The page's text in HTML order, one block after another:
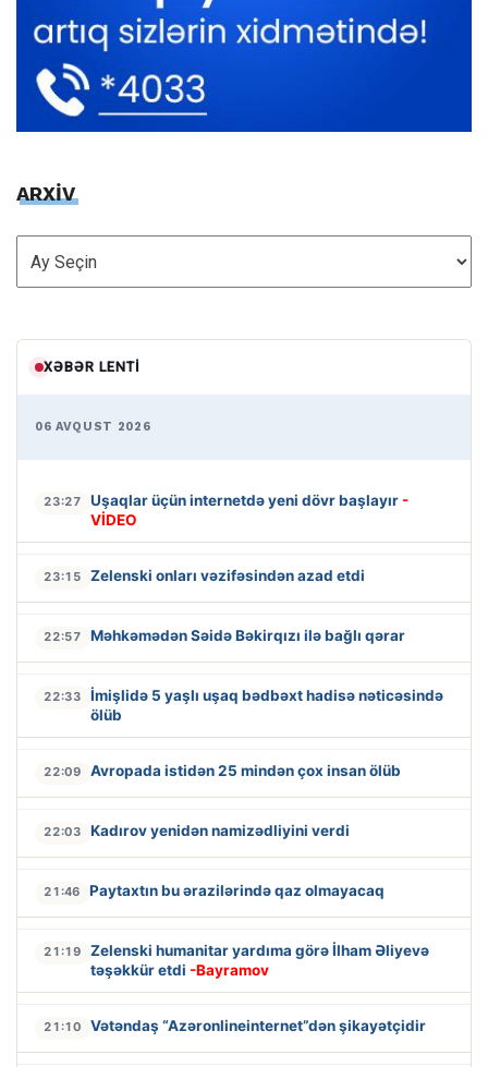
ARXİV
ARXİV
XƏBƏR LENTI
06 AVQUST 2026
23:27 Uşaqlar üçün internetdə yeni dövr başlayır -
VİDEO
23:15 Zelenski onları vəzifəsindən azad etdi
22:57 Məhkəmədən Səidə Bəkirqızı ilə bağlı qərar
22:33
İmişlidə 5 yaşlı uşaq bədbəxt hadisə nəticəsində
ölüb
22:09 Avropada istidən 25 mindən çox insan ölüb
22:03 Kadırov yenidən namizədliyini verdi
21:46 Paytaxtın bu ərazilərində qaz olmayacaq
21:19
Zelenski humanitar yardıma görə İlham Əliyevə
təşəkkür etdi -Bayramov
21:10 Vətəndaş “Azəronlineinternet”dən şikayətçidir